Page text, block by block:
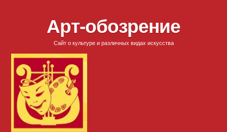
Арт-обозрение
Сайт о культуре и различных видах искусства